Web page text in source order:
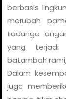
berbasis
merubah
tadanga
yang terjadi
batambah
Dalam
juga